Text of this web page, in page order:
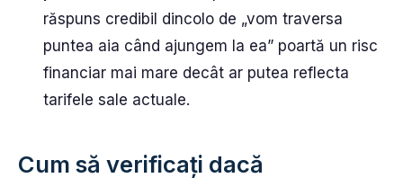
răspuns credibil dincolo de „vom traversa
puntea aia când ajungem la ea” poartă un risc
financiar mai mare decât ar putea reflecta
tarifele sale actuale.
Cum să verificați dacă